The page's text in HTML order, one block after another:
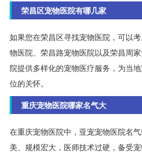
荣昌区宠物医院有哪几家
如果您在荣昌区寻找宠物医院，可以
物医院、荣昌路宠物医院以及荣昌周
院提供多样化的宠物医疗服务，为当
位的关怀。
重庆宠物医院哪家名气大
在重庆宠物医院中，亚宠宠物医院名
美、规模宏大，医师技术过硬，备受